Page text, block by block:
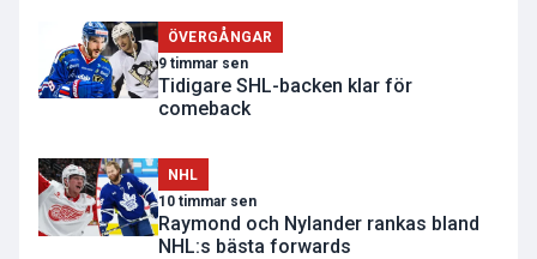
ÖVERGÅNGAR
9 timmar sen
Tidigare SHL-backen klar för
comeback
NHL
10 timmar sen
Raymond och Nylander rankas bland
NHL:s bästa forwards